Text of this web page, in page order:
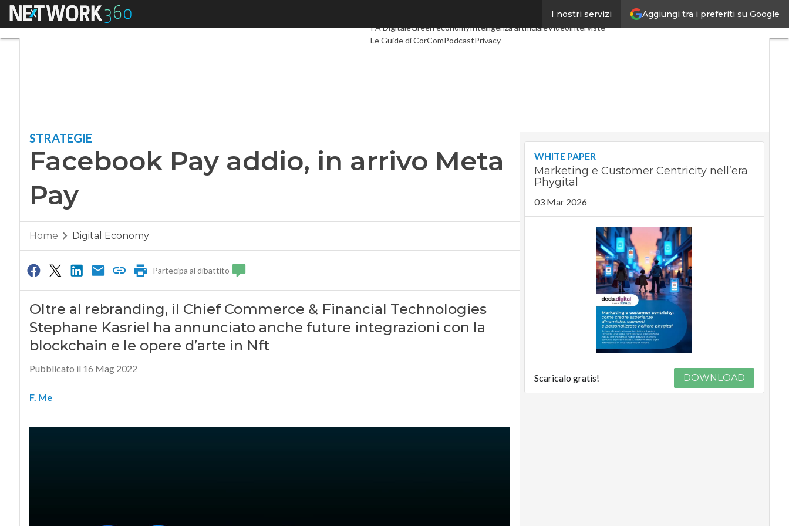
Aggiungi tra i preferiti su Google
I nostri servizi
Menu
SpacEconomy
PA DigitaleGreen economyIntelligenza artificialeVideointerviste
Le Guide di CorComPodcastPrivacy
STRATEGIE
Facebook Pay addio, in arrivo Meta
Pay
Home Digital Economy
Partecipa al dibattito
Oltre al rebranding, il Chief Commerce & Financial Technologies
Stephane Kasriel ha annunciato anche future integrazioni con la
blockchain e le opere d’arte in Nft
Pubblicato il 16 Mag 2022
F. Me
WHITE PAPER
Marketing e Customer Centricity nell’era
Phygital
03 Mar 2026
Scaricalo gratis! DOWNLOAD